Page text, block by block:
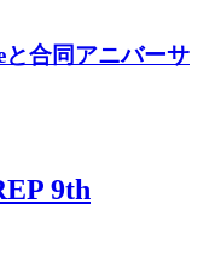
合同アニバーサ
9th